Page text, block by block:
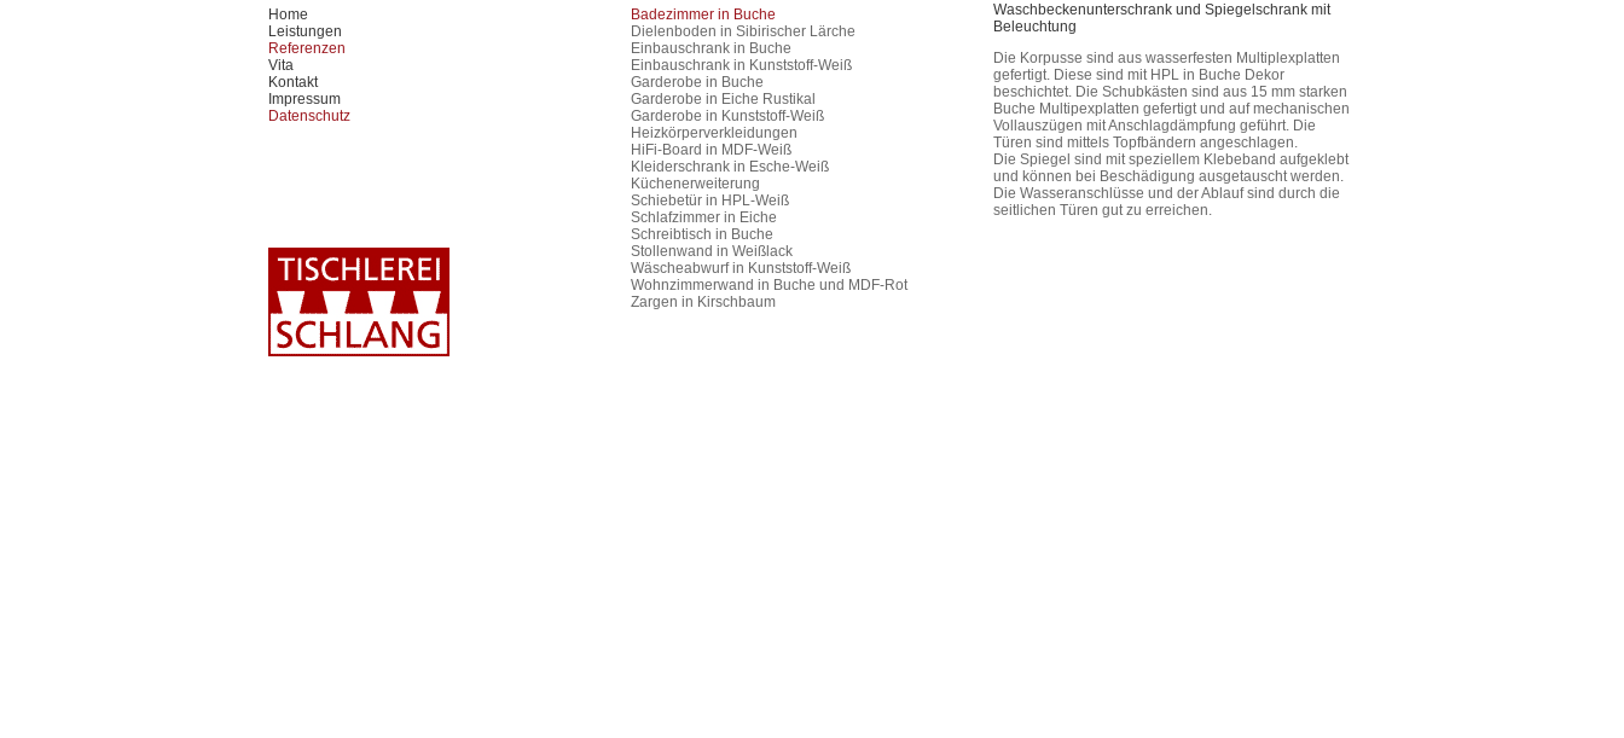
Home
Leistungen
Referenzen
Vita
Kontakt
Impressum
Datenschutz
Badezimmer in Buche
Dielenboden in Sibirischer Lärche
Einbauschrank in Buche
Einbauschrank in Kunststoff-Weiß
Garderobe in Buche
Garderobe in Eiche Rustikal
Garderobe in Kunststoff-Weiß
Heizkörperverkleidungen
HiFi-Board in MDF-Weiß
Kleiderschrank in Esche-Weiß
Küchenerweiterung
Schiebetür in HPL-Weiß
Schlafzimmer in Eiche
Schreibtisch in Buche
Stollenwand in Weißlack
Wäscheabwurf in Kunststoff-Weiß
Wohnzimmerwand in Buche und MDF-Rot
Zargen in Kirschbaum
Waschbeckenunterschrank und Spiegelschrank mit
Beleuchtung
Die Korpusse sind aus wasserfesten Multiplexplatten
gefertigt. Diese sind mit HPL in Buche Dekor
beschichtet. Die Schubkästen sind aus 15 mm starken
Buche Multipexplatten gefertigt und auf mechanischen
Vollauszügen mit Anschlagdämpfung geführt. Die
Türen sind mittels Topfbändern angeschlagen.
Die Spiegel sind mit speziellem Klebeband aufgeklebt
und können bei Beschädigung ausgetauscht werden.
Die Wasseranschlüsse und der Ablauf sind durch die
seitlichen Türen gut zu erreichen.